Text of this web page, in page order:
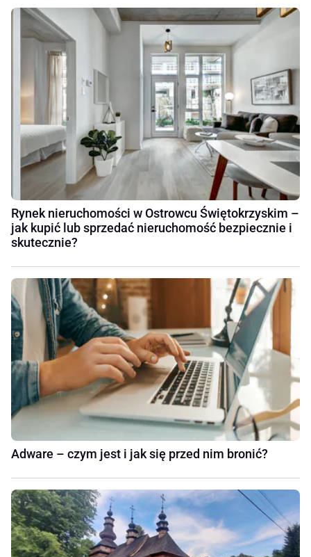
Rynek nieruchomości w Ostrowcu Świętokrzyskim –
jak kupić lub sprzedać nieruchomość bezpiecznie i
skutecznie?
Adware – czym jest i jak się przed nim bronić?